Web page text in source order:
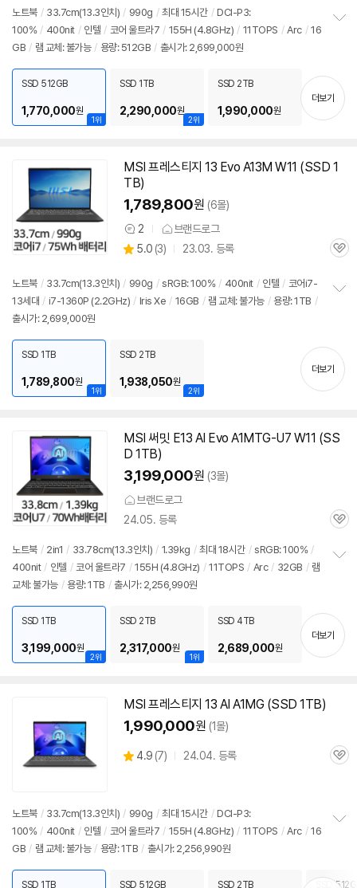
점
리
뷰
노트북 / 33.7cm(13.3인치 ) / 990g / 최대 15시간 / DCI-P3:
100% / 400nit / 인텔 / 코어 울트라7 / 155H (4.8GHz) / 11TOPS / Arc / 16
GB / 램 교체: 불가능 / 용량: 512GB / 출시가: 2,699,000원
기
1위
SSD 512GB
1,770,000원
2위
SSD 1TB
2,290,000원
SSD 2TB
1,990,000원
더보기
MSI 프레스티지 13 Evo A13M W11 (SSD 1
TB)
1,789,800원 (6몰)
상
품
견
2 브랜드로그
별
5.0 (상
리
뷰
3) 23.03. 등록
관
노트북 / 33.7cm(13.3인치 ) / 990g / sRGB: 100% / 400nit / 인텔 / 코어i7-
13세대 / i7-1360P (2.2GHz) / Iris Xe / 16GB / 램 교체: 불가능 / 용량: 1TB /
출시가: 2,699,000원
기
1위
SSD 1TB
1,789,800원
2위
SSD 2TB
1,938,050원
더보기
MSI 써밋 E13 AI Evo A1MTG-U7 W11 (SS
D 1TB)
3,199,000원 (3몰)
브랜드로그
24.05. 등록
관
노트북 / 2in1 / 33.78cm(13.3인치 ) / 1.39kg / 최대 18시간 / sRGB: 100% /
400nit / 인텔 / 코어 울트라7 / 155H (4.8GHz) / 11TOPS / Arc / 32GB / 램
교체: 불가능 / 용량: 1TB / 출시가: 2,256,990원
기
2위
SSD 1TB
3,199,000원
1위
SSD 2TB
2,317,000원
SSD 4TB
2,689,000원
더보기
MSI 프레스티지 13 AI A1MG (SSD 1TB)
1,990,000원 (1몰)
별
4.9 (상
뷰
7) 24.04. 등록
관
노트북 / 33.7cm(13.3인치 ) / 990g / 최대 15시간 / DCI-P3:
100% / 400nit / 인텔 / 코어 울트라7 / 155H (4.8GHz) / 11TOPS / Arc / 16
GB / 램 교체: 불가능 / 용량: 1TB / 출시가: 2,256,990원
치
SSD 1TB SSD 512GB SSD 2TB SSD